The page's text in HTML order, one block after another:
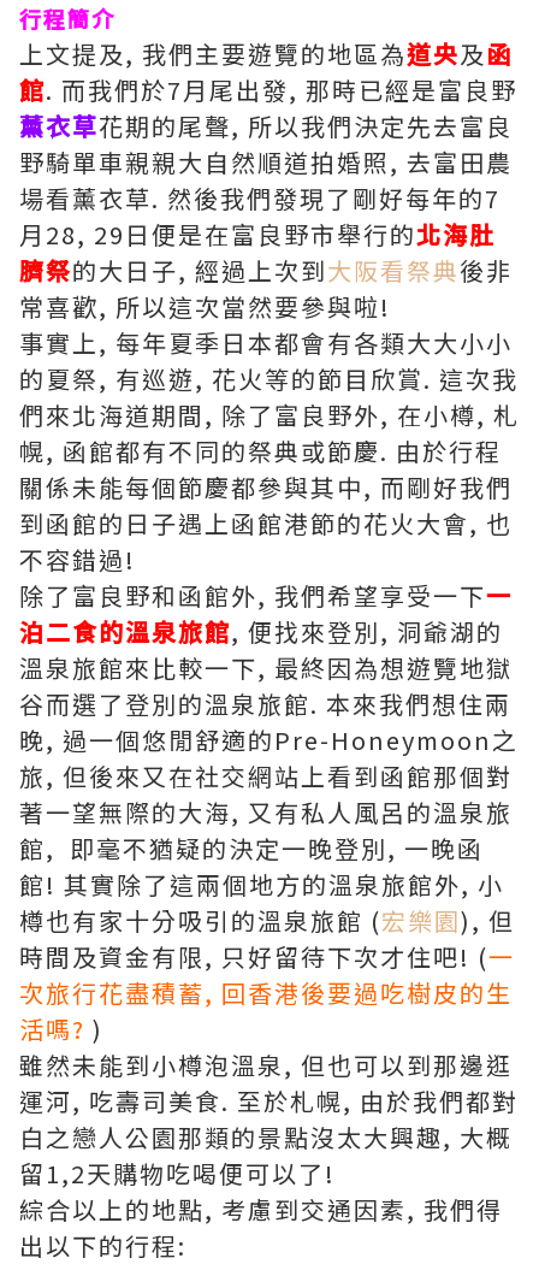
行程簡介
上文提及, 我們主要遊覽的地區為道央及函
館. 而我們於7月尾出發, 那時已經是富良野
薰衣草花期的尾聲, 所以我們決定先去富良
野騎單車親親大自然順道拍婚照, 去富田農
場看薰衣草. 然後我們發現了剛好每年的7
月28, 29日便是在富良野市舉行的北海肚
臍祭的大日子, 經過上次到大阪看祭典後非
常喜歡, 所以這次當然要參與啦!
事實上, 每年夏季日本都會有各類大大小小
的夏祭, 有巡遊, 花火等的節目欣賞. 這次我
們來北海道期間, 除了富良野外, 在小樽, 札
幌, 函館都有不同的祭典或節慶. 由於行程
關係未能每個節慶都參與其中, 而剛好我們
到函館的日子遇上函館港節的花火大會, 也
不容錯過!
除了富良野和函館外, 我們希望享受一下一
泊二食的溫泉旅館, 便找來登別, 洞爺湖的
溫泉旅館來比較一下, 最終因為想遊覽地獄
谷而選了登別的溫泉旅館. 本來我們想住兩
晚, 過一個悠閒舒適的Pre-Honeymoon之
旅, 但後來又在社交網站上看到函館那個對
著一望無際的大海, 又有私人風呂的溫泉旅
館, 即毫不猶疑的決定一晚登別, 一晚函
館! 其實除了這兩個地方的溫泉旅館外, 小
樽也有家十分吸引的溫泉旅館 (宏樂園), 但
時間及資金有限, 只好留待下次才住吧! (一
次旅行花盡積蓄, 回香港後要過吃樹皮的生
活嗎? )
雖然未能到小樽泡溫泉, 但也可以到那邊逛
運河, 吃壽司美食. 至於札幌, 由於我們都對
白之戀人公園那類的景點沒太大興趣, 大概
留1,2天購物吃喝便可以了!
綜合以上的地點, 考慮到交通因素, 我們得
出以下的行程: